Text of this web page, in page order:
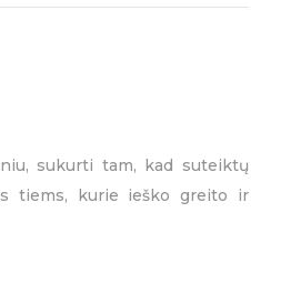
gardžiais
sukurti tam, kad suteiktų
tiems, kurie ieško greito ir